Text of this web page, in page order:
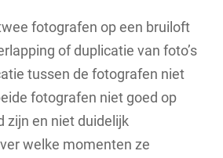
fotografen op een bruiloft
of duplicatie van foto’s
tussen de fotografen niet
fotografen niet goed op
zijn en niet duidelijk
welke momenten ze